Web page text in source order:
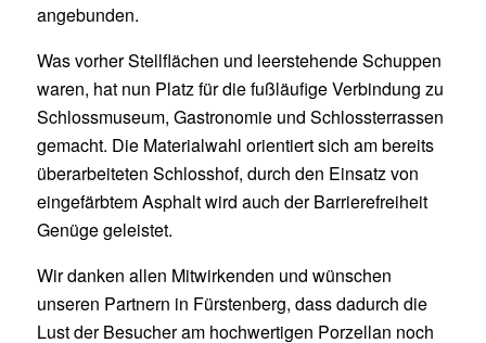
angebunden.
Was vorher Stellflächen und leerstehende Schuppen
waren, hat nun Platz für die fußläufige Verbindung zu
Schlossmuseum, Gastronomie und Schlossterrassen
gemacht. Die Materialwahl orientiert sich am bereits
überarbeiteten Schlosshof, durch den Einsatz von
eingefärbtem Asphalt wird auch der Barrierefreiheit
Genüge geleistet.
Wir danken allen Mitwirkenden und wünschen
unseren Partnern in Fürstenberg, dass dadurch die
Lust der Besucher am hochwertigen Porzellan noch